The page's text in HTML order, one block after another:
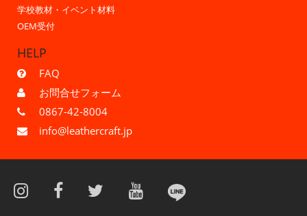
学校教材・イベント材料
OEM受付
HELP
FAQ
お問合せフォーム
0867-42-8004
info@leathercraft.jp